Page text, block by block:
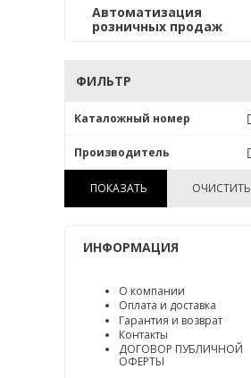
Автоматизация
розничных продаж
ФИЛЬТР
Каталожный номер
Производитель
ПОКАЗАТЬ ОЧИСТИТЬ
ИНФОРМАЦИЯ
О компании
Оплата и доставка
Гарантия и возврат
Контакты
ДОГОВОР ПУБЛИЧНОЙ
ОФЕРТЫ